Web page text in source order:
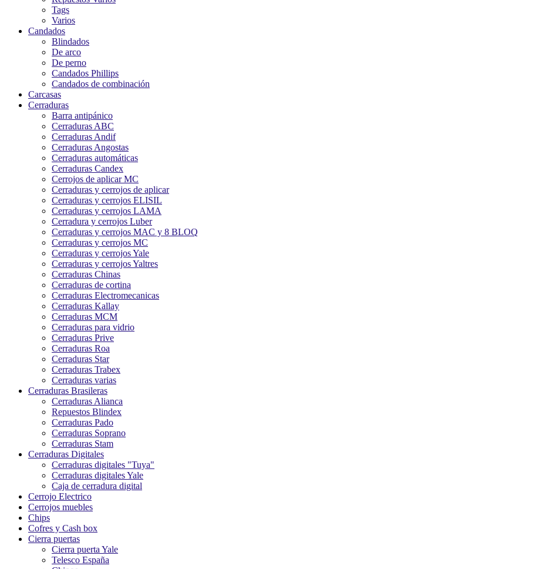
Tags
Varios
Candados
Blindados
De arco
De perno
Candados Phillips
Candados de combinación
Carcasas
Cerraduras
Barra antipánico
Cerraduras ABC
Cerraduras Andif
Cerraduras Angostas
Cerraduras automáticas
Cerraduras Candex
Cerrojos de aplicar MC
Cerraduras y cerrojos de aplicar
Cerraduras y cerrojos ELISIL
Cerraduras y cerrojos LAMA
Cerradura y cerrojos Luber
Cerraduras y cerrojos MAC y 8 BLOQ
Cerraduras y cerrojos MC
Cerraduras y cerrojos Yale
Cerraduras y cerrojos Yaltres
Cerraduras Chinas
Cerraduras de cortina
Cerraduras Electromecanicas
Cerraduras Kallay
Cerraduras MCM
Cerraduras para vidrio
Cerraduras Prive
Cerraduras Roa
Cerraduras Star
Cerraduras Trabex
Cerraduras varias
Cerraduras Brasileras
Cerraduras Alianca
Repuestos Blindex
Cerraduras Pado
Cerraduras Soprano
Cerraduras Stam
Cerraduras Digitales
Cerraduras digitales "Tuya"
Cerraduras digitales Yale
Caja de cerradura digital
Cerrojo Electrico
Cerrojos muebles
Chips
Cofres y Cash box
Cierra puertas
Cierra puerta Yale
Telesco España